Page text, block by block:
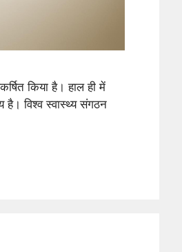
किया है। हाल ही में
है। विश्व स्वास्थ्य संगठन